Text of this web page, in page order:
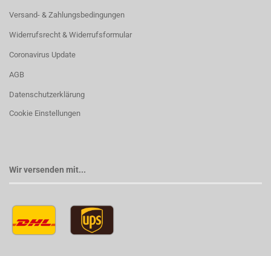
Versand- & Zahlungsbedingungen
Widerrufsrecht & Widerrufsformular
Coronavirus Update
AGB
Datenschutzerklärung
Cookie Einstellungen
Wir versenden mit...